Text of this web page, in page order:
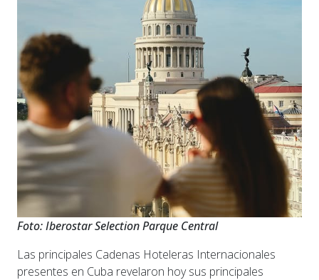
Foto: Iberostar Selection Parque Central
Las principales Cadenas Hoteleras Internacionales
presentes en Cuba revelaron hoy sus principales